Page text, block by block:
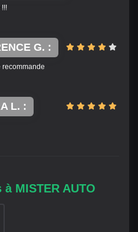
G. :
recommande
L. :
MISTER AUTO